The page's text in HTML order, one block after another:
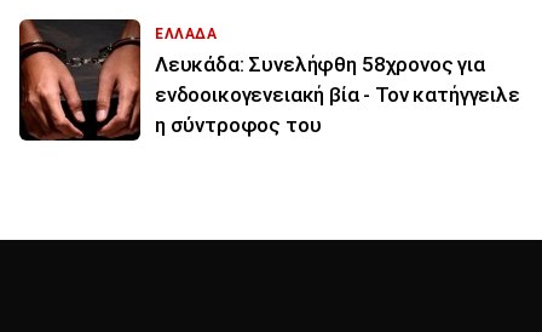
ΕΛΛΑΔΑ
Λευκάδα: Συνελήφθη 58χρονος για
ενδοοικογενειακή βία - Τον κατήγγειλε
η σύντροφος του